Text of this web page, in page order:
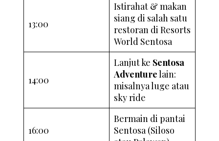
13:00
Istirahat & makan
siang di salah satu
restoran di Resorts
World Sentosa
14:00
Lanjut ke Sentosa
Adventurelain:
misalnya luge atau
sky ride
16:00
Bermain di pantai
Sentosa (Siloso